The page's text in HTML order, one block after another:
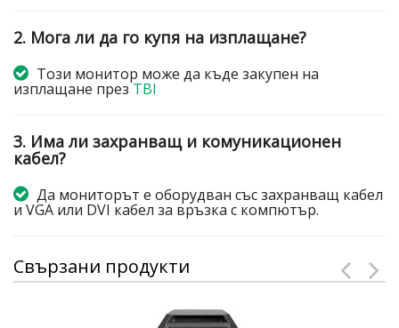
2. Мога ли да го купя на изплащане?
Този монитор може да къде закупен на
изплащане презTBI
3. Има ли захранващ и комуникационен
кабел?
Да мониторът е оборудван със захранващ кабел
и VGA или DVI кабел за връзка с компютър.
Свързани продукти